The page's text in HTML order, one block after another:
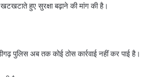
हुए सुरक्षा बढ़ाने की मांग की है।
पुलिस अब तक कोई ठोस कार्रवाई नहीं कर पाई है।